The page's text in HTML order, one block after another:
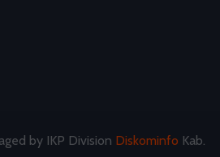
by IKP Division Diskominfo Kab.